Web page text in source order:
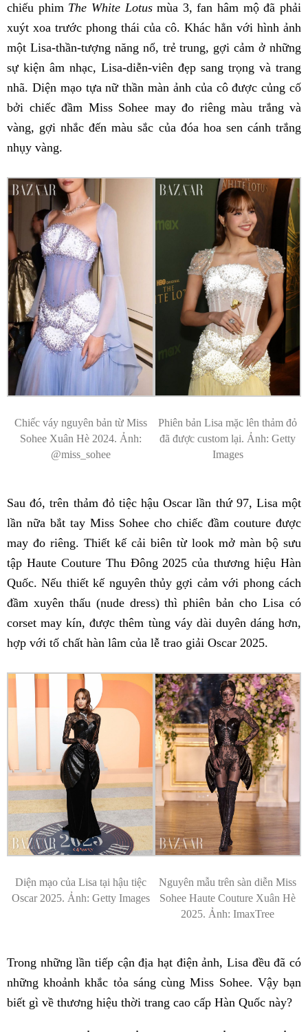
chiếu phim The White Lotusmùa 3, fan hâm mộ đã phải
xuýt xoa trước phong thái của cô. Khác hẳn với hình ảnh
một Lisa-thần-tượng năng nổ, trẻ trung, gợi cảm ở những
sự kiện âm nhạc, Lisa-diễn-viên đẹp sang trọng và trang
nhã. Diện mạo tựa nữ thần màn ảnh của cô được củng cố
bởi chiếc đầm Miss Sohee may đo riêng màu trắng và
vàng, gợi nhắc đến màu sắc của đóa hoa sen cánh trắng
nhụy vàng.
Chiếc váy nguyên bản từ Miss
Sohee Xuân Hè 2024. Ảnh:
@miss_sohee
Phiên bản Lisa mặc lên thảm đỏ
đã được custom lại. Ảnh: Getty
Images
Sau đó, trên thảm đỏ tiệc hậu Oscar lần thứ 97, Lisa một
lần nữa bắt tay Miss Sohee cho chiếc đầm couture được
may đo riêng. Thiết kế cải biên từ look mở màn bộ sưu
tập Haute Couture Thu Đông 2025 của thương hiệu Hàn
Quốc. Nếu thiết kế nguyên thủy gợi cảm với phong cách
đầm xuyên thấu (nude dress) thì phiên bản cho Lisa có
corset may kín, được thêm tùng váy dài duyên dáng hơn,
hợp với tố chất hàn lâm của lễ trao giải Oscar 2025.
Diện mạo của Lisa tại hậu tiệc
Oscar 2025. Ảnh: Getty Images
Nguyên mẫu trên sàn diễn Miss
Sohee Haute Couture Xuân Hè
2025. Ảnh: ImaxTree
Trong những lần tiếp cận địa hạt điện ảnh, Lisa đều đã có
những khoảnh khắc tỏa sáng cùng Miss Sohee. Vậy bạn
biết gì về thương hiệu thời trang cao cấp Hàn Quốc này?